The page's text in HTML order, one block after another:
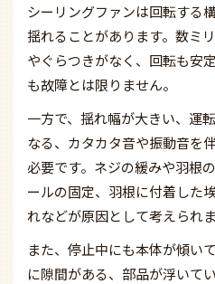
シーリングファンは回転する
揺れることがあります。数ミ
やぐらつきがなく、回転も安
も故障とは限りません。
一方で、揺れ幅が大きい、運
なる、カタカタ音や振動音を
必要です。ネジの緩みや羽根
ールの固定、羽根に付着した
れなどが原因として考えられま
また、停止中にも本体が傾い
に隙間がある、部品が浮いて